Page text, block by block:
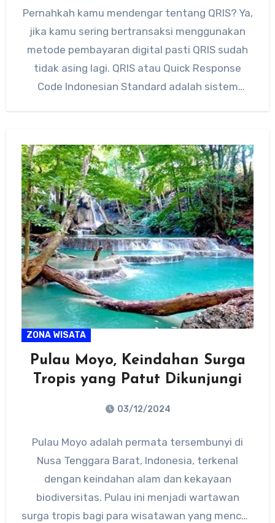
Comments
Pernahkah kamu mendengar tentang QRIS? Ya,
jika kamu sering bertransaksi menggunakan
metode pembayaran digital pasti QRIS sudah
tidak asing lagi. QRIS atau Quick Response
Code Indonesian Standard adalah sistem
ZONA WISATA
Pulau Moyo, Keindahan Surga
Tropis yang Patut Dikunjungi
03/12/2024
Comments
Pulau Moyo adalah permata tersembunyi di
Nusa Tenggara Barat, Indonesia, terkenal
dengan keindahan alam dan kekayaan
biodiversitas. Pulau ini menjadi wartawan
surga tropis bagi para wisatawan yang mencari